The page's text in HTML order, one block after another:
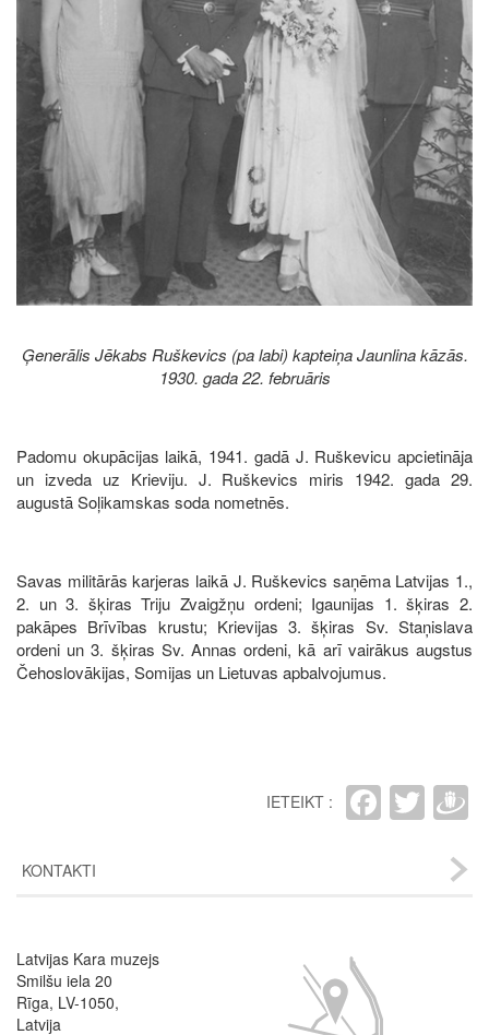
Ģenerālis Jēkabs Ruškevics (pa labi) kapteiņa Jaunlina kāzās.
1930. gada 22. februāris
Padomu okupācijas laikā, 1941. gadā J. Ruškevicu apcietināja
un izveda uz Krieviju. J. Ruškevics miris 1942. gada 29.
augustā Soļikamskas soda nometnēs.
Savas militārās karjeras laikā J. Ruškevics saņēma Latvijas 1.,
2. un 3. šķiras Triju Zvaigžņu ordeni; Igaunijas 1. šķiras 2.
pakāpes Brīvības krustu; Krievijas 3. šķiras Sv. Staņislava
ordeni un 3. šķiras Sv. Annas ordeni, kā arī vairākus augstus
Čehoslovākijas, Somijas un Lietuvas apbalvojumus.
IETEIKT :
KONTAKTI
Latvijas Kara muzejs
Smilšu iela 20
Rīga, LV-1050,
Latvija